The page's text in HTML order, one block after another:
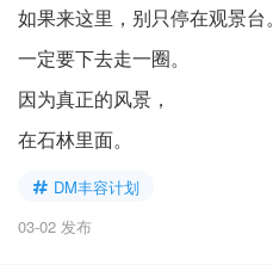
如果来这里，别只停在观景台。
一定要下去走一圈。
因为真正的风景，
在石林里面。
DM丰容计划
03-02 发布